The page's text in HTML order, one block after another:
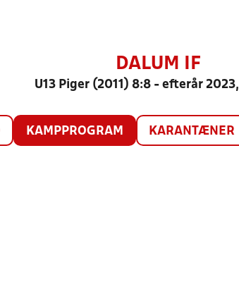
DALUM IF
U13 Piger (2011) 8:8 - efterår
KAMPPROGRAM KARANTÆNER